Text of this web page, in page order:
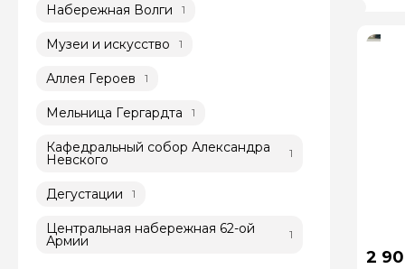
Набережная Волги 1
Музеи и искусство 1
Аллея Героев 1
Мельница Гергардта 1
Кафедральный собор Александра
Невского 1
Дегустации 1
Центральная набережная 62-ой
Армии 1
2